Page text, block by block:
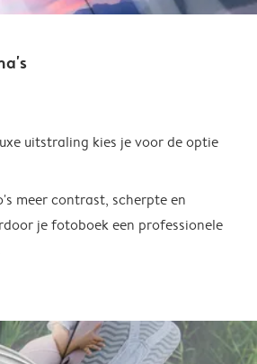
uitstraling kies je voor de optie
meer contrast, scherpte en
je fotoboek een professionele